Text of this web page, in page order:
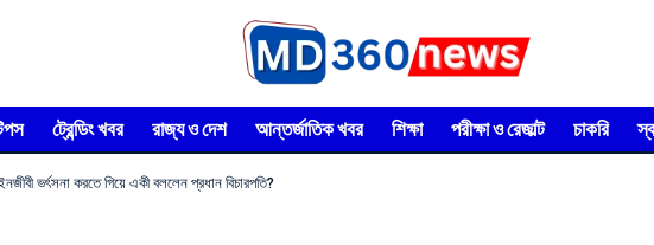
ট্রেন্ডিং খবর রাজ্য ও দেশ আন্তর্জাতিক খবর শিক্ষা পরীক্ষা ও রেজাল্ট চাকরি
ভর্ৎসনা করতে গিয়ে একী বললেন প্রধান বিচারপতি?